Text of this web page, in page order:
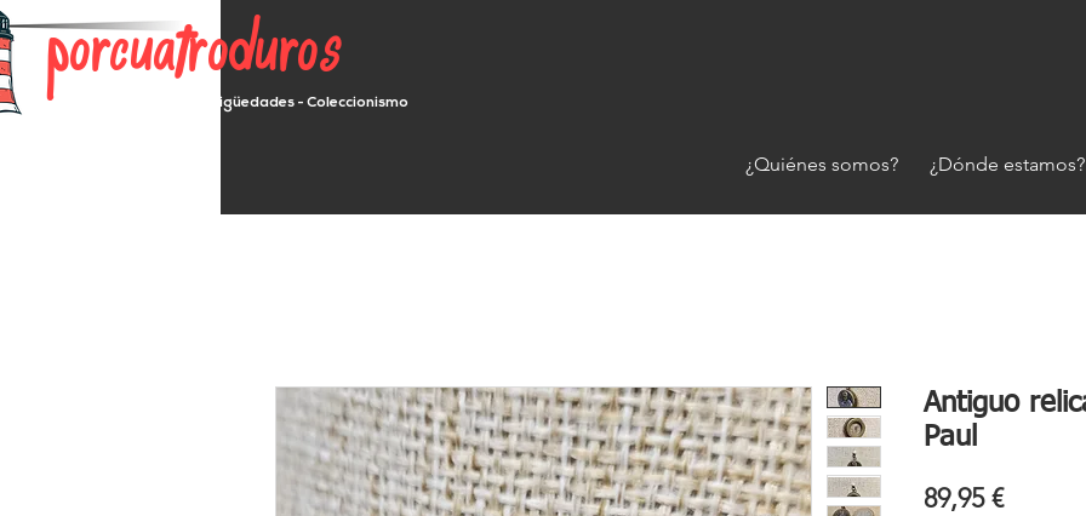
porcuatroduros
Segunda mano - Antigüedades - Coleccionismo
¿Quiénes somos? ¿Dónde estamos?
Antiguo
Paul
89,95 €Precio